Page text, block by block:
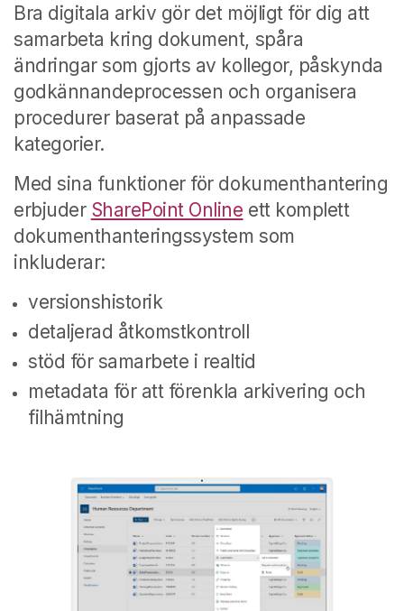
Bra digitala arkiv gör det möjligt för dig att
samarbeta kring dokument, spåra
ändringar som gjorts av kollegor, påskynda
godkännandeprocessen och organisera
procedurer baserat på anpassade
kategorier.
Med sina funktioner för dokumenthantering
erbjuder SharePoint Online ett komplett
dokumenthanteringssystem som
inkluderar:
versionshistorik
detaljerad åtkomstkontroll
stöd för samarbete i realtid
metadata för att förenkla arkivering och
filhämtning